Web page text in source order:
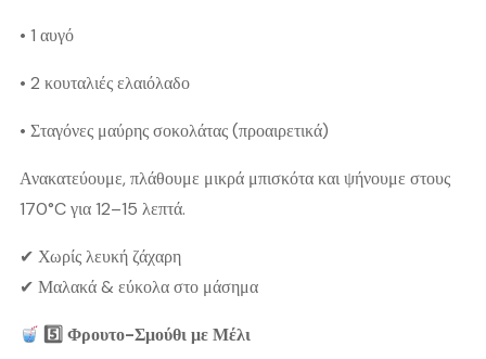
• 1 αυγό
• 2 κουταλιές ελαιόλαδο
• Σταγόνες μαύρης σοκολάτας (προαιρετικά)
Ανακατεύουμε, πλάθουμε μικρά μπισκότα και ψήνουμε στους
170°C για 12–15 λεπτά.
✔ Χωρίς λευκή ζάχαρη
✔ Μαλακά & εύκολα στο μάσημα
5️ Φρουτο-Σμούθιμε Μέλι